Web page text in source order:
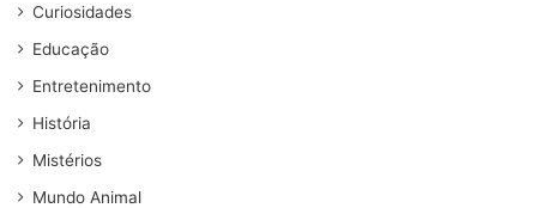
Curiosidades
Educação
Entretenimento
História
Mistérios
Mundo Animal